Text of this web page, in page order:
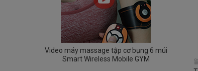
Video máy massage tập cơ bụng 6 múi
Smart Wireless Mobile GYM